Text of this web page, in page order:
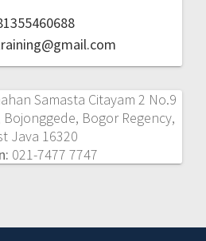
Samasta Citayam 2 No.9
Bojonggede, Bogor Regency,
Java 16320
021-7477 7747